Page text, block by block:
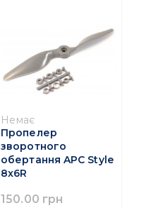
Немає
Пропелер
зворотного
обертання APC Style
8x6R
150.00 грн